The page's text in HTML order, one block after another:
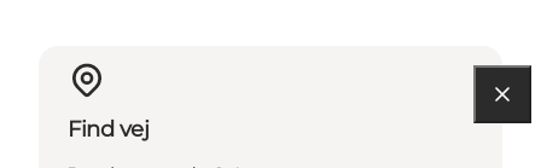
Find vej